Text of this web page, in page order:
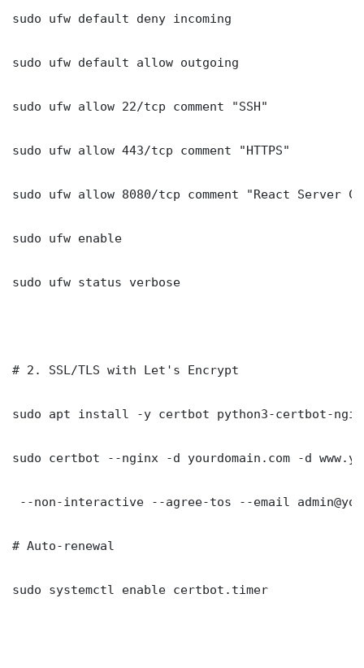
sudo ufw default deny incoming
sudo ufw default allow outgoing
sudo ufw allow 22/tcp comment "SSH"
sudo ufw allow 443/tcp comment "HTTPS"
sudo ufw allow 8080/tcp comment "React Server
sudo ufw enable
sudo ufw status verbose
# 2. SSL/TLS with Let's Encrypt
sudo apt install -y certbot python3-certbot-
sudo certbot --nginx -d yourdomain.com -d
--non-interactive --agree-tos --email
# Auto-renewal
sudo systemctl enable certbot.timer